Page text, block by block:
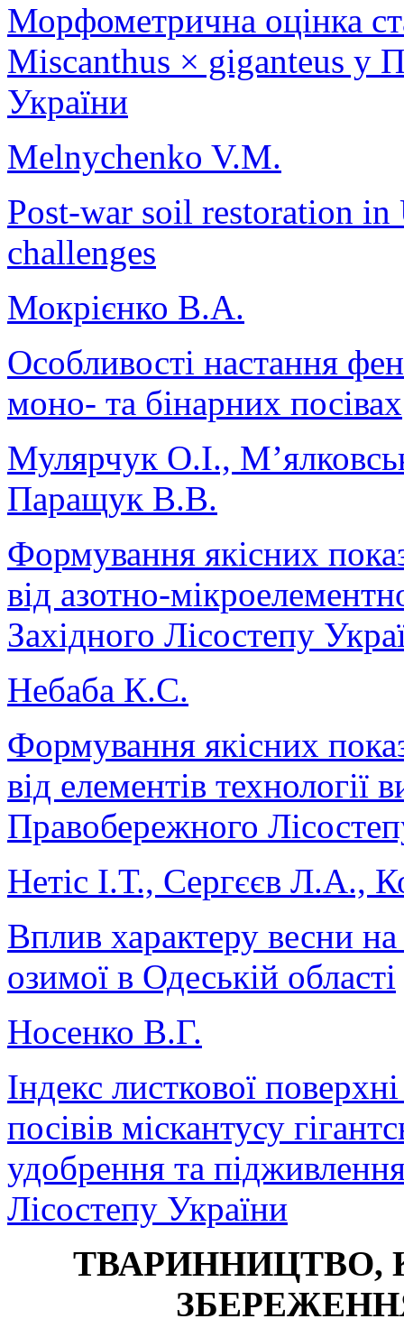
Морфометрична оцінка
Miscanthus × giganteus у
України
Melnychenko V.M.
Post-war soil restoration in
challenges
Мокрієнко В.А.
Особливості настання
моно- та бінарних посівах
Мулярчук О.І.,
Паращук В.В.
Формування якісних
від азотно-
Західного Лісостепу
Небаба К.С.
Формування якісних
від елементів
Правобережного
Нетіс І.Т., Сергєєв Л.А.,
Вплив характеру весни
озимої в Одеській області
Носенко В.Г.
Індекс листкової
посівів міскантусу
удобрення та
Лісостепу України
ТВАРИННИЦТВО,